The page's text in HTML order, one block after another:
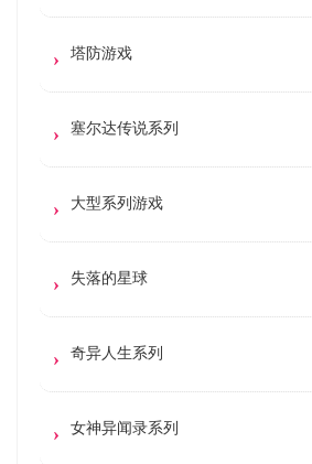
塔防游戏
塞尔达传说系列
大型系列游戏
失落的星球
奇异人生系列
女神异闻录系列